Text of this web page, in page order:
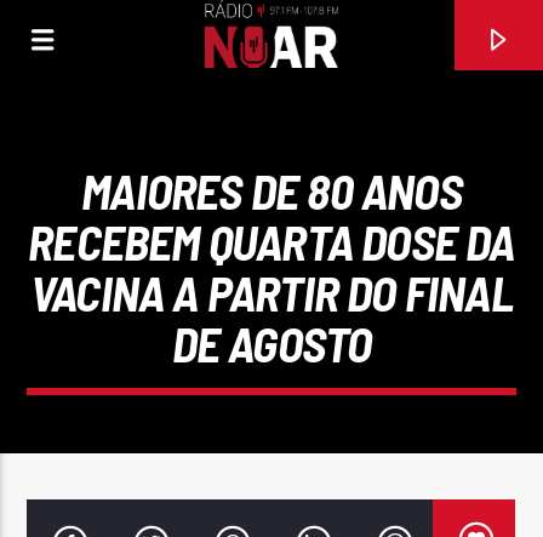
FAIXA ATUAL
CHULA DA LIVRAÇÃO
PACO BANDEIRA
MAIORES DE 80 ANOS
RECEBEM QUARTA DOSE DA
VACINA A PARTIR DO FINAL
DE AGOSTO